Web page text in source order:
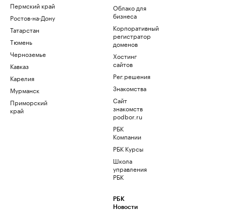
Пермский край
Ростов-на-Дону
Татарстан
Тюмень
Черноземье
Кавказ
Карелия
Мурманск
Приморский
край
Облако для
бизнеса
Корпоративный
регистратор
доменов
Хостинг
сайтов
Рег.решения
Знакомства
Сайт
знакомств
podbor.ru
РБК
Компании
РБК Курсы
Школа
управления
РБК
РБК
Новости